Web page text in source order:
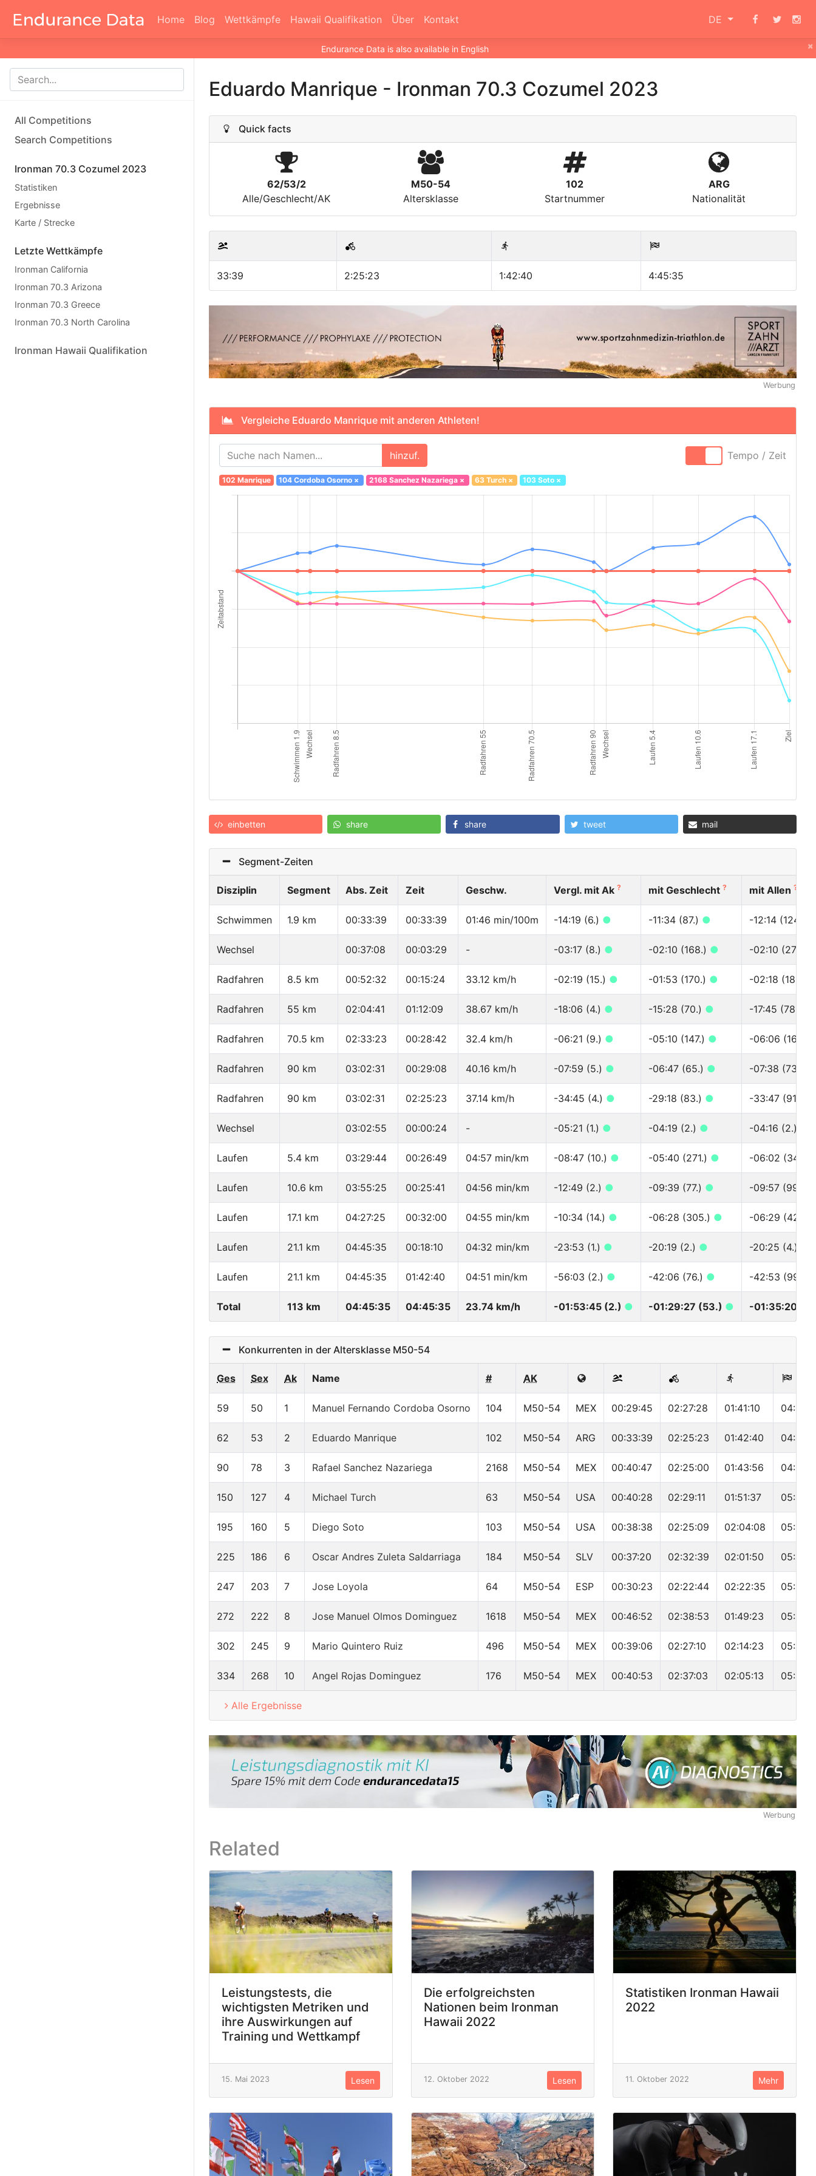
Home Blog Wettkämpfe Hawaii Qualifikation Über Kontakt DE
×
Endurance Data is also available in English
All Competitions
Search Competitions
Ironman 70.3 Cozumel 2023
Statistiken
Ergebnisse
Karte / Strecke
Letzte Wettkämpfe
Ironman California
Ironman 70.3 Arizona
Ironman 70.3 Greece
Ironman 70.3 North Carolina
Ironman Hawaii Qualifikation
Eduardo Manrique - Ironman 70.3 Cozumel 2023
Quick facts
62/53/2
Alle/Geschlecht/AK
M50-54
Altersklasse
102
Startnummer
ARG
Nationalität
33:39 2:25:23 1:42:40 4:45:35
Werbung
Vergleiche Eduardo Manrique mit anderen Athleten!
hinzuf. Tempo / Zeit
102 Manrique 104 Cordoba Osorno × 2168 Sanchez Nazariega× 63 Turch× 103 Soto ×
einbetten share share tweet mail
Segment-Zeiten
Disziplin Segment Abs. Zeit Zeit Geschw. Vergl. mit Ak ? mit Geschlecht ? mit Allen ?
Schwimmen 1.9 km 00:33:39 00:33:39 01:46 min/100m -14:19 (6.) ● -11:34 (87.) ● -12:14 (124.)
Wechsel 00:37:08 00:03:29 - -03:17 (8.) ● -02:10 (168.) ● -02:10 (272.)
Radfahren 8.5 km 00:52:32 00:15:24 33.12 km/h -02:19 (15.) ● -01:53 (170.) ● -02:18 (186.)
Radfahren 55 km 02:04:41 01:12:09 38.67 km/h -18:06 (4.) ● -15:28 (70.) ● -17:45 (78.)
Radfahren 70.5 km 02:33:23 00:28:42 32.4 km/h -06:21 (9.) ● -05:10 (147.) ● -06:06 (163.)
Radfahren 90 km 03:02:31 00:29:08 40.16 km/h -07:59 (5.) ● -06:47 (65.) ● -07:38 (73.)
Radfahren 90 km 03:02:31 02:25:23 37.14 km/h -34:45 (4.) ● -29:18 (83.) ● -33:47 (91.)
Wechsel 03:02:55 00:00:24 - -05:21 (1.) ● -04:19 (2.) ● -04:16 (2.)
Laufen 5.4 km 03:29:44 00:26:49 04:57 min/km -08:47 (10.) ● -05:40 (271.) ● -06:02 (342.)
Laufen 10.6 km 03:55:25 00:25:41 04:56 min/km -12:49 (2.) ● -09:39 (77.) ● -09:57 (99.)
Laufen 17.1 km 04:27:25 00:32:00 04:55 min/km -10:34 (14.) ● -06:28 (305.) ● -06:29 (428.)
Laufen 21.1 km 04:45:35 00:18:10 04:32 min/km -23:53 (1.) ● -20:19 (2.) ● -20:25 (4.)
Laufen 21.1 km 04:45:35 01:42:40 04:51 min/km -56:03 (2.) ● -42:06 (76.) ● -42:53 (99.)
Total 113 km 04:45:35 04:45:35 23.74 km/h -01:53:45 (2.) ● -01:29:27 (53.) ● -01:35:20
Konkurrenten in der Altersklasse M50-54
Ges Sex Ak Name # AK
59 50 1 Manuel Fernando Cordoba Osorno 104 M50-54 MEX 00:29:45 02:27:28 01:41:10
62 53 2 Eduardo Manrique 102 M50-54 ARG 00:33:39 02:25:23 01:42:40
90 78 3 Rafael Sanchez Nazariega 2168 M50-54 MEX 00:40:47 02:25:00 01:43:56
150 127 4 Michael Turch 63 M50-54 USA 00:40:28 02:29:11 01:51:37
195 160 5 Diego Soto 103 M50-54 USA 00:38:38 02:25:09 02:04:08
225 186 6 Oscar Andres Zuleta Saldarriaga 184 M50-54 SLV 00:37:20 02:32:39 02:01:50
247 203 7 Jose Loyola 64 M50-54 ESP 00:30:23 02:22:44 02:22:35
272 222 8 Jose Manuel Olmos Dominguez 1618 M50-54 MEX 00:46:52 02:38:53 01:49:23
302 245 9 Mario Quintero Ruiz 496 M50-54 MEX 00:39:06 02:27:10 02:14:23
334 268 10 Angel Rojas Dominguez 176 M50-54 MEX 00:40:53 02:37:03 02:05:13
Alle Ergebnisse
Werbung
Related
Leistungstests, die
wichtigsten Metriken und
ihre Auswirkungen auf
Training und Wettkampf
15. Mai 2023 Lesen
Die erfolgreichsten
Nationen beim Ironman
Hawaii 2022
12. Oktober 2022 Lesen
Statistiken Ironman Hawaii
2022
11. Oktober 2022 Mehr